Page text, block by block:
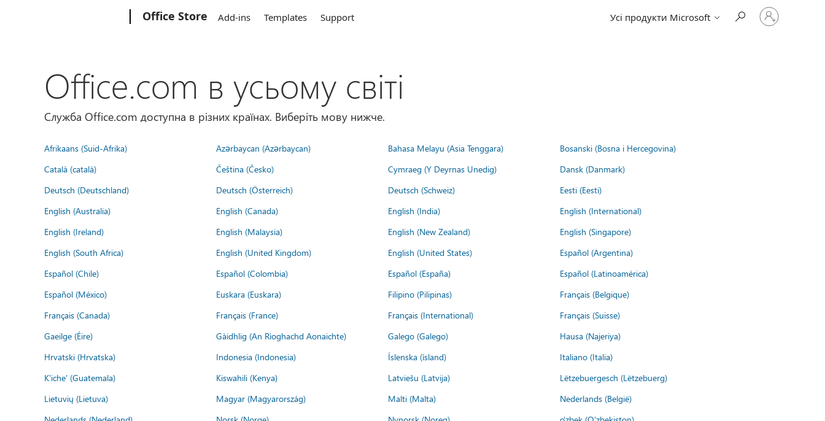
Office Store Add-ins Templates Support Усі продукти Microsoft
Увійдіть
свій
Office.com в усьому світі
Служба Office.com доступна в різних країнах. Виберіть мову нижче.
Afrikaans (Suid-Afrika) Azərbaycan (Azərbaycan) Bahasa Melayu (Asia Tenggara)
Bosanski (Bosna i Hercegovina)
Català (català)
Čeština (Česko) Cymraeg (Y Deyrnas Unedig)
Dansk (Danmark)
Deutsch (Deutschland)
Deutsch (Österreich) Deutsch (Schweiz)
Eesti (Eesti)
English (Australia)
English (Canada) English (India)
English (International)
English (Ireland)
English (Malaysia) English (New Zealand)
English (Singapore)
English (South Africa)
English (United Kingdom) English (United States)
Español (Argentina)
Español (Chile)
Español (Colombia) Español (España)
Español (Latinoamérica)
Español (México)
Euskara (Euskara) Filipino (Pilipinas)
Français (Belgique)
Français (Canada)
Français (France) Français (International)
Français (Suisse)
Gaeilge (Éire)
Gàidhlig (An Rìoghachd Aonaichte) Galego (Galego)
Hausa (Najeriya)
Hrvatski (Hrvatska)
Indonesia (Indonesia) Íslenska (ísland)
Italiano (Italia)
K'iche' (Guatemala)
Kiswahili (Kenya) Latviešu (Latvija)
Lëtzebuergesch (Lëtzebuerg)
Lietuvių (Lietuva)
Magyar (Magyarország) Malti (Malta)
Nederlands (België)